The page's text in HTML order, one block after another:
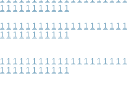
1 1 1 1 1 1 1 1 1 1 1
1 1 1 1 1 1 1 1 1 1 1 1 1 1 1 1 1 1 1 1
1 1 1 1 1 1 1 1 1 1 1
1 1 1 1 1 1 1 1 1 1 1 1 1 1 1 1 1 1 1 1
1 1 1 1 1 1 1 1 1 1 1